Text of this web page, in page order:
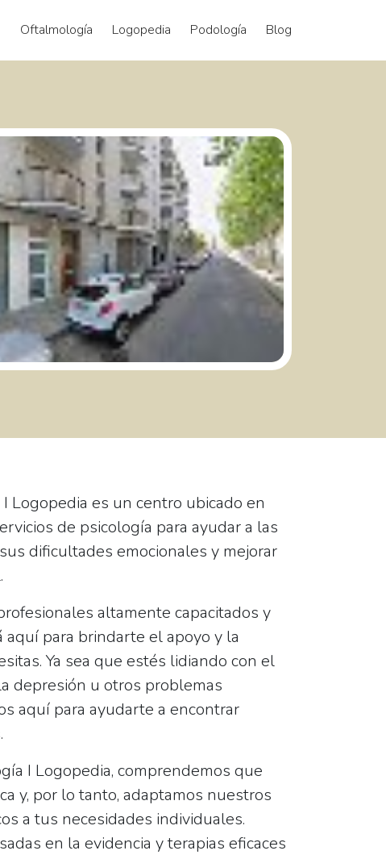
Oftalmología Logopedia Podología Blog
Logopedia es un centro ubicado en
de psicología para ayudar a las
dificultades emocionales y mejorar
altamente capacitados y
para brindarte el apoyo y la
Ya sea que estés lidiando con el
depresión u otros problemas
aquí para ayudarte a encontrar
I Logopedia, comprendemos que
y, por lo tanto, adaptamos nuestros
a tus necesidades individuales.
en la evidencia y terapias eficaces